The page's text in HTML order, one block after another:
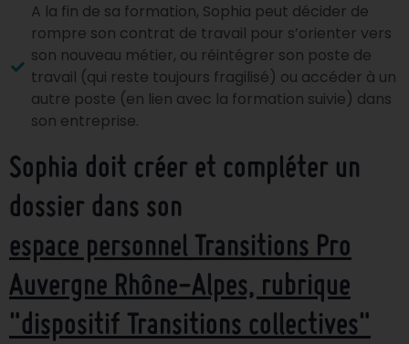
A la fin de sa formation, Sophia peut décider de
rompre son contrat de travail pour s’orienter vers
son nouveau métier, ou réintégrer son poste de
travail (qui reste toujours fragilisé) ou accéder à un
autre poste (en lien avec la formation suivie) dans
son entreprise.
Sophia doit créer et compléter un
dossier dans son
espace personnel Transitions Pro
Auvergne Rhône-Alpes, rubrique
"dispositif Transitions collectives"